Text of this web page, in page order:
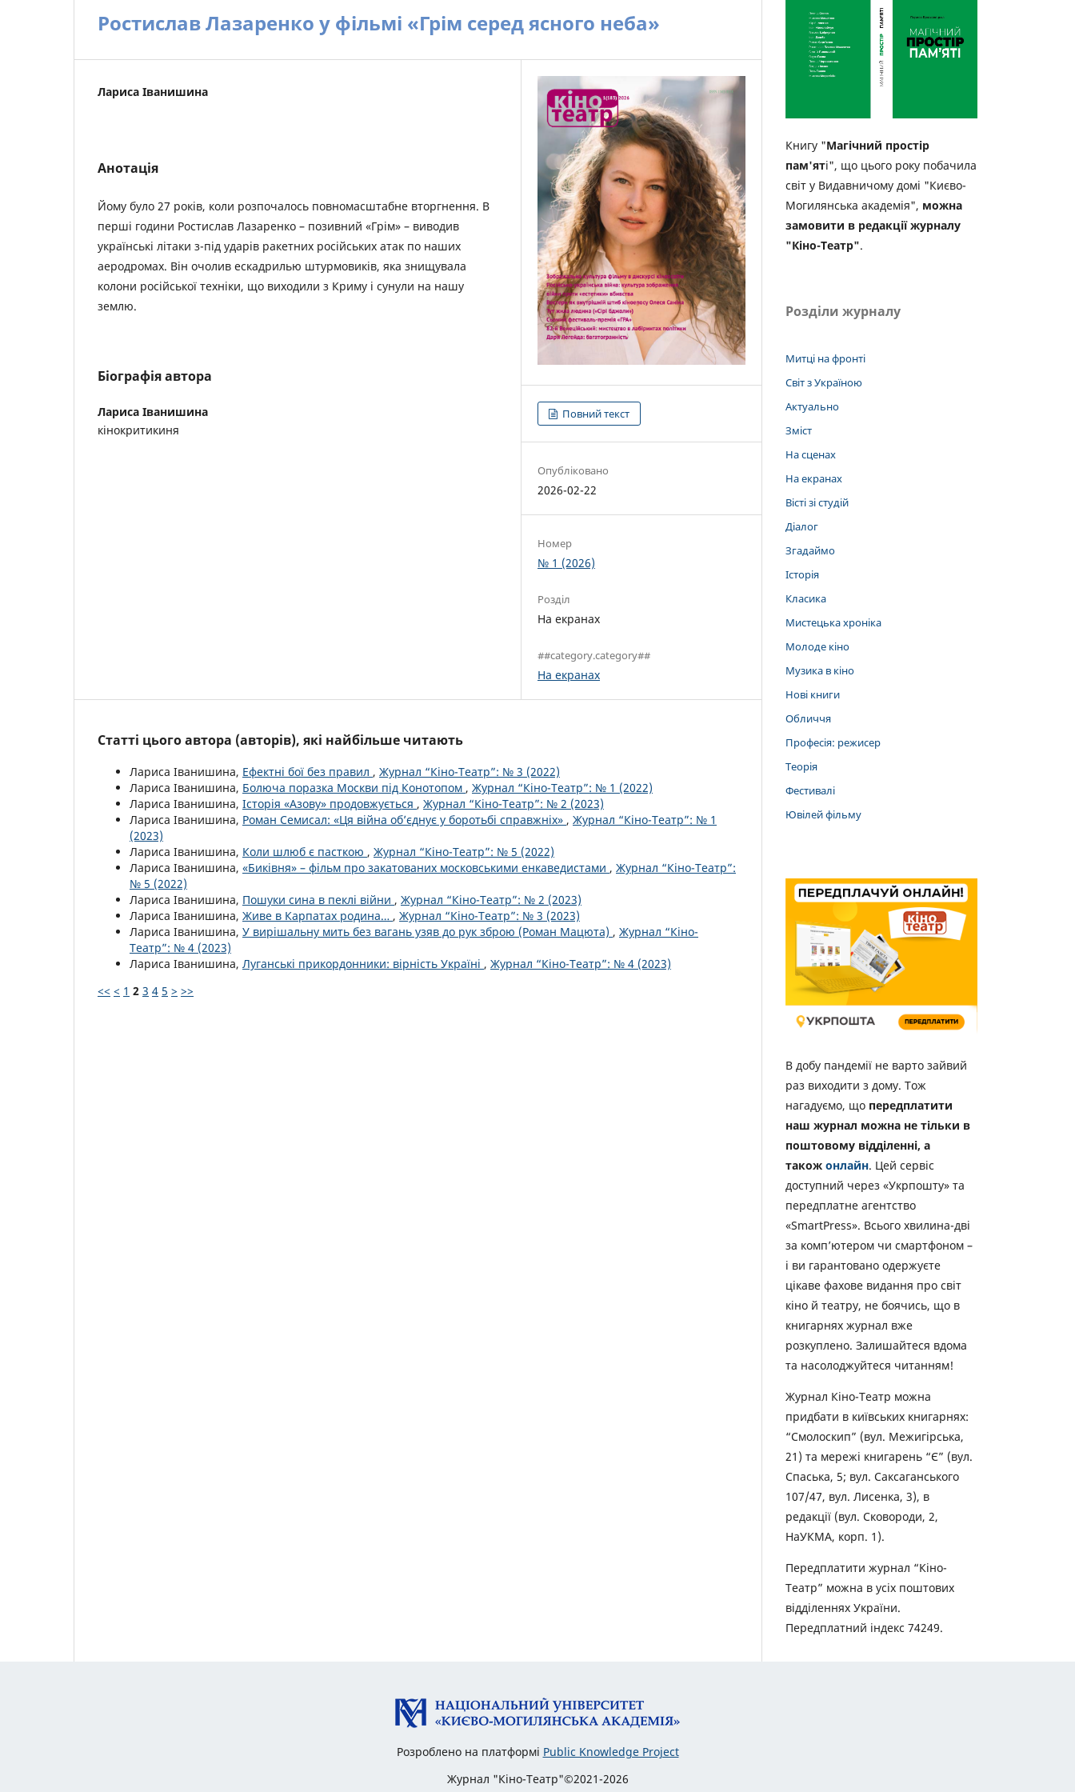
Ростислав Лазаренко у фільмі «Грім серед ясного неба»
Лариса Іванишина
Анотація
Йому було 27 років, коли розпочалось повномасштабне вторгнення. В
перші години Ростислав Лазаренко – позивний «Грім» – виводив
українські літаки з-під ударів ракетних російських атак по наших
аеродромах. Він очолив ескадрилью штурмовиків, яка знищувала
колони російської техніки, що виходили з Криму і сунули на нашу
землю.
Біографія автора
Лариса Іванишина
кінокритикиня
Повний текст
Опубліковано
2026-02-22
Номер
№ 1 (2026)
Розділ
На екранах
##category.category##
На екранах
Статті цього автора (авторів), які найбільше читають
Лариса Іванишина, Ефектні бої без правил , Журнал “Кіно-Театр”: № 3 (2022)
Лариса Іванишина, Болюча поразка Москви під Конотопом , Журнал “Кіно-Театр”: № 1 (2022)
Лариса Іванишина, Історія «Азову» продовжується , Журнал “Кіно-Театр”: № 2 (2023)
Лариса Іванишина, Роман Семисал: «Ця війна об’єднує у боротьбі справжніх» , Журнал “Кіно-Театр”: № 1
(2023)
Лариса Іванишина, Коли шлюб є пасткою , Журнал “Кіно-Театр”: № 5 (2022)
Лариса Іванишина, «Биківня» – фільм про закатованих московськими енкаведистами , Журнал “Кіно-Театр”:
№ 5 (2022)
Лариса Іванишина, Пошуки сина в пеклі війни , Журнал “Кіно-Театр”: № 2 (2023)
Лариса Іванишина, Живе в Карпатах родина… , Журнал “Кіно-Театр”: № 3 (2023)
Лариса Іванишина, У вирішальну мить без вагань узяв до рук зброю (Роман Мацюта) , Журнал “Кіно-
Театр”: № 4 (2023)
Лариса Іванишина, Луганські прикордонники: вірність Україні , Журнал “Кіно-Театр”: № 4 (2023)
<< < 1 2 3 4 5 > >>
Книгу "Магічний простір
пам'яті", що цього року побачила
світ у Видавничому домі "Києво-
Могилянська академія", можна
замовити в редакції журналу
"Кіно-Театр".
Розділи журналу
Митці на фронті
Світ з Україною
Актуально
Зміст
На сценах
На екранах
Вісті зі студій
Діалог
Згадаймо
Історія
Класика
Мистецька хроніка
Молоде кіно
Музика в кіно
Нові книги
Обличчя
Професія: режисер
Теорія
Фестивалі
Ювілей фільму
В добу пандемії не варто зайвий
раз виходити з дому. Тож
нагадуємо, що передплатити
наш журнал можна не тільки в
поштовому відділенні, а
також онлайн. Цей сервіс
доступний через «Укрпошту» та
передплатне агентство
«SmartPress». Всього хвилина-дві
за комп’ютером чи смартфоном –
і ви гарантовано одержуєте
цікаве фахове видання про світ
кіно й театру, не боячись, що в
книгарнях журнал вже
розкуплено. Залишайтеся вдома
та насолоджуйтеся читанням!
Журнал Кіно-Театр можна
придбати в київських книгарнях:
“Смолоскип” (вул. Межигірська,
21) та мережі книгарень “Є” (вул.
Спаська, 5; вул. Саксаганського
107/47, вул. Лисенка, 3), в
редакції (вул. Сковороди, 2,
НаУКМА, корп. 1).
Передплатити журнал “Кіно-
Театр” можна в усіх поштових
відділеннях України.
Передплатний індекс 74249.
Розроблено на платформі Public Knowledge Project
Журнал "Кіно-Театр"©2021-2026